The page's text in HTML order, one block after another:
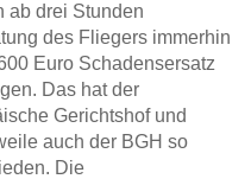
ab drei Stunden
des Fliegers immerhin
Euro Schadensersatz
Das hat der
Gerichtshof und
auch der BGH so
Die